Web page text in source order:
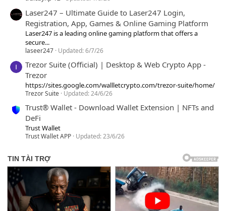
Laser247 – Ultimate Guide to Laser247 Login,
Registration, App, Games & Online Gaming Platform
Laser247 is a leading online gaming platform that offers a
secure...
laseer247 Updated:6/7/26
Trezor Suite (Official) | Desktop & Web Crypto App -
Trezor
https://sites.google.com/wallletcrypto.com/trezor-suite/home/
Trezor Suite Updated:24/6/26
Trust® Wallet - Download Wallet Extension | NFTs and
DeFi
Trust Wallet
Trust Wallet APP Updated:23/6/26